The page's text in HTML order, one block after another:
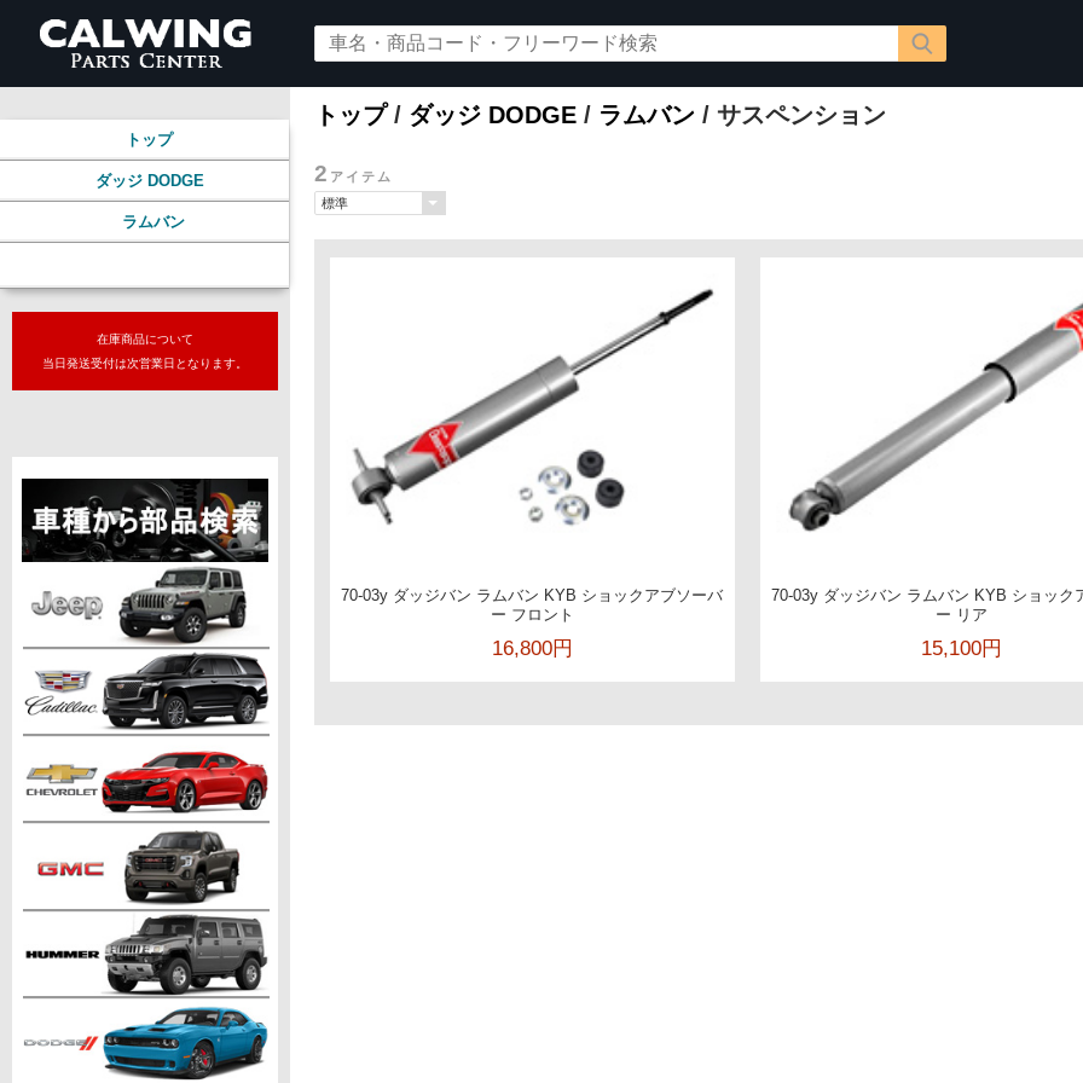
トップ
ダッジ DODGE
ラムバン
在庫商品について
当日発送受付は次営業日となります。
トップ/ ダッジ DODGE / ラムバン / サスペンション
2 アイテム
70-03y ダッジバン ラムバン KYB ショックアブソーバ
ー フロント
16,800円
70-03y ダッジバン ラムバン KYB ショック
ー リア
15,100円